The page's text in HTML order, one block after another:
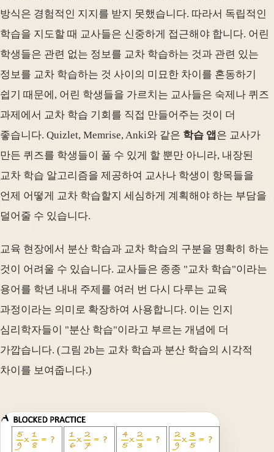
방식은 경험적인 지지를 받지 못했습니다. 따라서 독립적인
학습을 지도할 때 교사들은 신중하게 접근해야 합니다. 어린
학생들은 관련 없는 정보를 교차 학습하는 것과 관련 있는
정보를 교차 학습하는 것 사이의 미묘한 차이를 혼동하기
쉽기 때문에, 어린 학생들을 가르치는 교사들은 숙제나 퀴즈
과제에서 교차 학습 기회를 직접 만들어주는 것이 더
좋습니다. Quizlet, Memrise, Anki와 같은 학습 앱 은 교사가
만든 퀴즈를 학생들이 풀 수 있게 할 뿐만 아니라, 내장된
교차 학습 알고리즘을 제공하여 교사나 학생이 항목들을
언제 어떻게 교차 학습할지 세심하게 계획해야 하는 부담을
덜어줄 수 있습니다.
교육 현장에서 분산 학습과 교차 학습의 구분을 명확히 하는
것이 어려울 수 있습니다. 교사들은 종종 "교차 학습"이라는
용어를 학년 내내 주제를 여러 번 다시 다루는 교육
과정이라는 의미로 확장하여 사용합니다. 이는 인지
심리학자들이 "분산 학습"이라고 부르는 개념에 더
가깝습니다. (그림 2b는 교차 학습과 분산 학습의 시각적
차이를 보여줍니다.)